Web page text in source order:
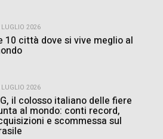
LUGLIO 2026
10 città dove si vive meglio al
2026
il colosso italiano delle fiere
al mondo: conti record,
e scommessa sul